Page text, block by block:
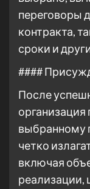
переговоры
контракта,
сроки и
####
После
выбранному
четко
включая
реализации,